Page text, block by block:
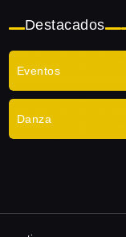
Destacados
Eventos
Danza